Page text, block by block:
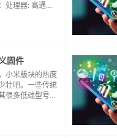
处理器: 高通平
固件
小米版块的热度
壮吧。一些传统
很多低端型号的
。这个空